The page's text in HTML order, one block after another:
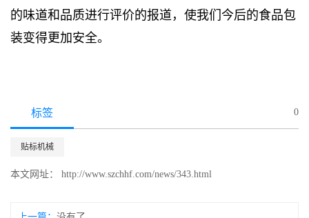
的味道和品质进行评价的报道，使我们今后的食品包
装变得更加安全。
标签 0
贴标机械
本文网址： http://www.szchhf.com/news/343.html